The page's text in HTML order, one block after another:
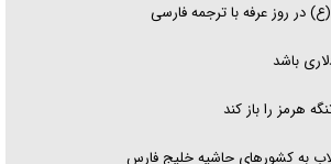
در روز عرفه با ترجمه فارسی
هرمز را باز کند
به کشور‌های حاشیه خلیج فارس